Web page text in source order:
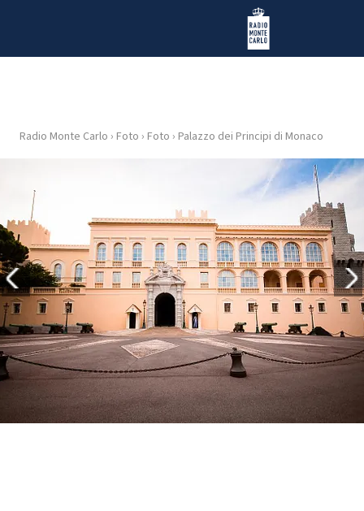
Radio Monte Carlo
HOME
RADIO
WEB
RADIO
PLAYLIST
NEWS
FOTO
Radio Monte Carlo › Foto › Foto › Palazzo dei Principi di Monaco